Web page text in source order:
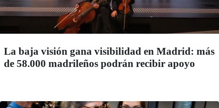
La baja visión gana visibilidad en Madrid: más
de 58.000 madrileños podrán recibir apoyo